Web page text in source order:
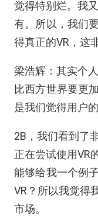
觉得特别烂。我
有。所以，我们
得真正的VR，这
梁浩辉：其实个
比西方世界要更
是我们觉得用户
2B，我们看到了
正在尝试使用VR
能够给我一个例
VR？所以我觉得
市场。